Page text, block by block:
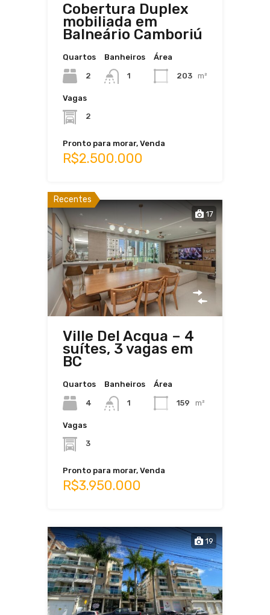
Cobertura Duplex
mobiliada em
Balneário Camboriú
Quartos
2
Banheiros
1
Área
203 m²
Vagas
2
Pronto para morar, Venda
R$2.500.000
Recentes
17
Ville Del Acqua – 4
suítes, 3 vagas em
BC
Quartos
4
Banheiros
1
Área
159 m²
Vagas
3
Pronto para morar, Venda
R$3.950.000
19